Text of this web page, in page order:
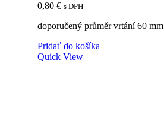
0,80 € s DPH
doporučený průměr vrtání 60 mm
Pridať do košíka
Quick View